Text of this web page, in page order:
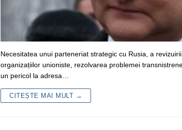
Necesitatea unui parteneriat strategic cu Rusia, a
organizațiilor unioniste, rezolvarea problemei
un pericol la adresa…
CITEȘTE MAI MULT →